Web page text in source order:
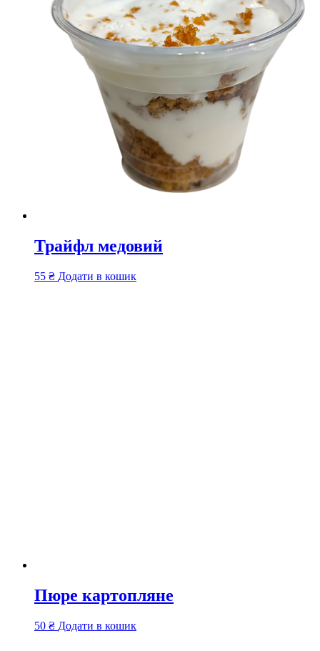
Трайфл медовий
55 ₴ Додати в кошик
Пюре картопляне
50 ₴ Додати в кошик